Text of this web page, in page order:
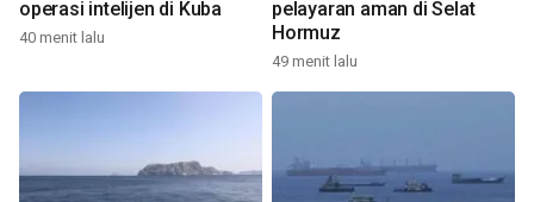
operasi intelijen di Kuba
40 menit lalu
pelayaran aman di Selat
Hormuz
49 menit lalu